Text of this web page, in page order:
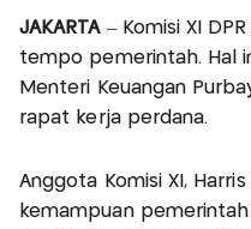
JAKARTA– Komisi XI
tempo pemerintah. Hal
Menteri Keuangan
rapat kerja perdana.
Anggota Komisi XI,
kemampuan